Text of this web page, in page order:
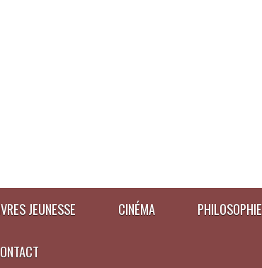
JEUNESSE CINÉMA PHILOSOPHIE